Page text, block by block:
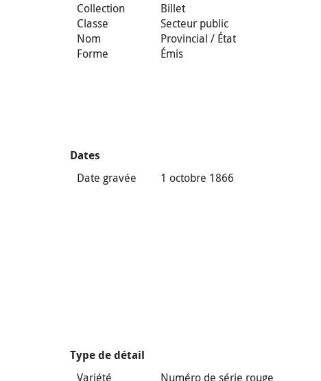
Collection
Billet
Classe
Secteur public
Nom
Provincial / État
Forme
Émis
Dates
Date gravée 1 octobre 1866
Type de détail
Variété Numéro de série rouge